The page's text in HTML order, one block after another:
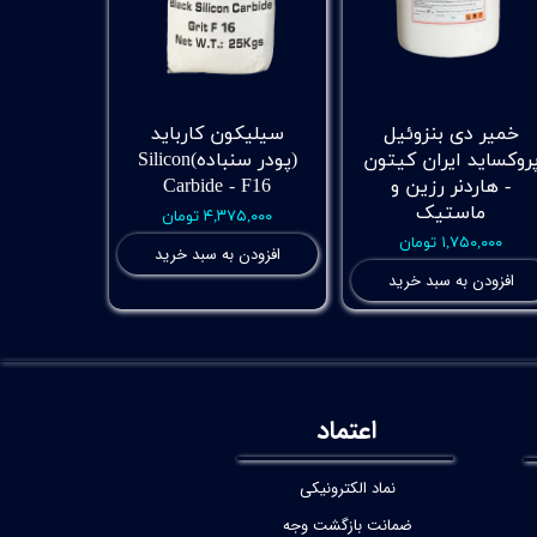
خمیر دی بنزوئیل
ایران کیتون
- هاردنر رزین و
ماستیک
۱,۷۵۰,۰۰۰ تومان
افزودن به سبد خرید
سیلیکون کارباید
(پودر سنباده)Silicon
Carbide - F16
۴,۳۷۵,۰۰۰ تومان
افزودن به سبد خرید
اعتماد
نماد الکترونیکی
ضمانت بازگشت وجه